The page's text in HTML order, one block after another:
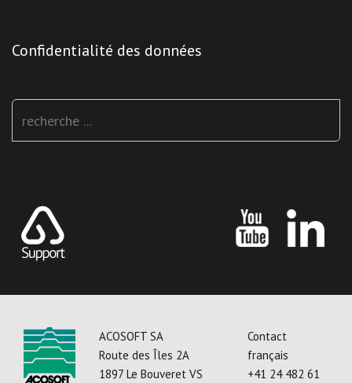
Confidentialité des données
ACOSOFT SA
Route des Îles 2A
1897 Le Bouveret VS
Contact
français
+41 24 482 61